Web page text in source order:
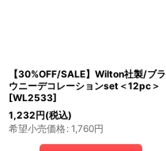
【30%OFF/SALE】Wilton社製/ブラ
ウニーデコレーションset＜12pc＞
[WL2533]
1,232円(税込)
希望小売価格: 1,760円